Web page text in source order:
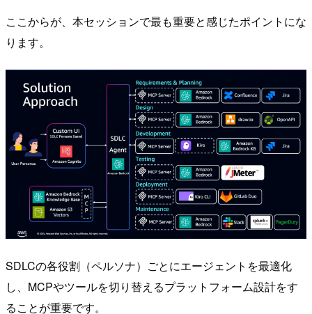
ここからが、本セッションで最も重要と感じたポイントにな
ります。
SDLCの各役割（ペルソナ）ごとにエージェントを最適化
し、MCPやツールを切り替えるプラットフォーム設計をす
ることが重要です。